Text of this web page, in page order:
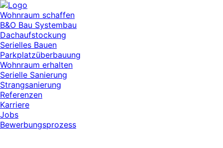
Wohnraum schaffen
B&O Bau Systembau
Dachaufstockung
Serielles Bauen
Parkplatzüberbauung
Wohnraum erhalten
Serielle Sanierung
Strangsanierung
Referenzen
Karriere
Jobs
Bewerbungsprozess